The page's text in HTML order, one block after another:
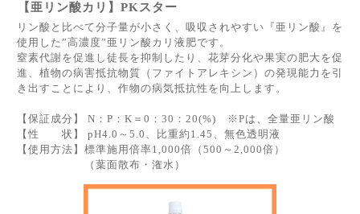
【亜リン酸カリ】PKスター
リン酸と比べて分子量が小さく、吸収されやすい『亜リン酸』を
使用した”高濃度”亜リン酸カリ液肥です。
窒素代謝を促進し徒長を抑制したり、花芽分化や果実の肥大を促
進、植物の病害抵抗物質（ファイトアレキシン）の発現能力を引
き出すことにより、作物の病気抵抗性を向上します。
【保証成分】 N：P：K＝0：30：20(%) ※Pは、全量亜リン酸
【性 状】 pH4.0～5.0、比重約1.45、無色透明液
【使用方法】標準施用倍率1,000倍（500～2,000倍）
（葉面散布・潅水）